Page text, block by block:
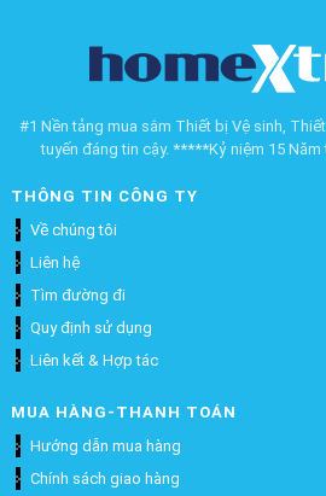
#1 Nền tảng mua sắm Thiết bị Vệ sinh,
tuyến đáng tin cậy. *****Kỷ niệm 15
THÔNG TIN CÔNG TY
Về chúng tôi
Liên hệ
Tìm đường đi
Quy định sử dụng
Liên kết & Hợp tác
MUA HÀNG-THANH TOÁN
Hướng dẫn mua hàng
Chính sách giao hàng